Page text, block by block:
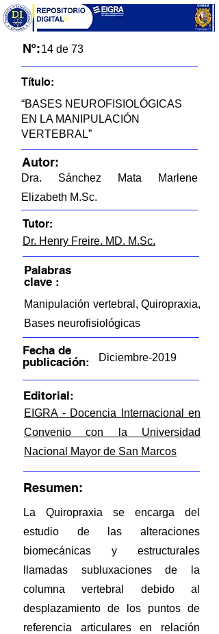
Nº:14 de 73
Título:
“BASES NEUROFISIOLÓGICAS
EN LA MANIPULACIÓN
VERTEBRAL”
Dra. Sánchez Mata Marlene
Elizabeth M.Sc.
Autor:
Tutor:
Dr. Henry Freire. MD. M.Sc.
Palabras
clave :
Manipulación vertebral, Quiropraxia,
Bases neurofisiológicas
Fecha de
publicación:
Diciembre-2019
Editorial:
EIGRA - Docencia Internacional en
Convenio con la Universidad
Nacional Mayor de San Marcos
Resumen:
La Quiropraxia se encarga del
estudio de las alteraciones
biomecánicas y estructurales
llamadas subluxaciones de la
columna vertebral debido al
desplazamiento de los puntos de
referencia articulares en relación